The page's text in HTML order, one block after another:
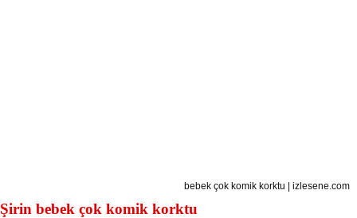
bebek çok komik korktu izlesene.com
Şirin bebek çok komik korktu